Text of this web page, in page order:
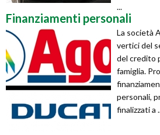
...
Finanziamenti personali
La società
vertici del
del credito
famiglia.
personali,
finalizzati a